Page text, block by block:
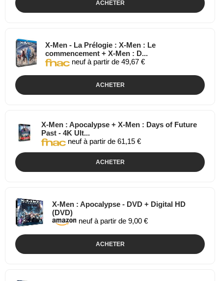
ACHETER
X-Men - La Prélogie : X-Men : Le
commencement + X-Men : D...
neuf à partir de 49,67 €
ACHETER
X-Men : Apocalypse + X-Men : Days of Future
Past - 4K Ult...
neuf à partir de 61,15 €
ACHETER
X-Men : Apocalypse - DVD + Digital HD
(DVD)
neuf à partir de 9,00 €
ACHETER